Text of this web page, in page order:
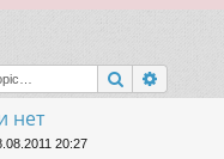
Search
нет
20:27